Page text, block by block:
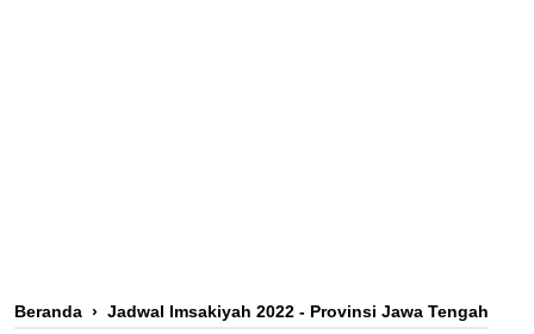
Beranda › Jadwal Imsakiyah 2022 - Provinsi Jawa Tengah